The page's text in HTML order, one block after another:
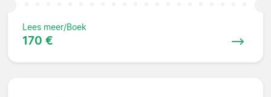
Lees meer/Boek
170 €